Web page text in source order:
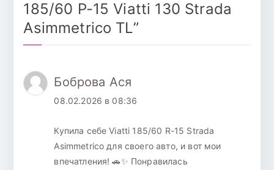
185/60 Р-15 Viatti 130 Strada
Asimmetrico TL”
Боброва Ася
08.02.2026 в 08:36
Купила себе Viatti 185/60 R-15 Strada
Asimmetrico для своего авто, и вот мои
впечатления! 🚗✨ Понравилась